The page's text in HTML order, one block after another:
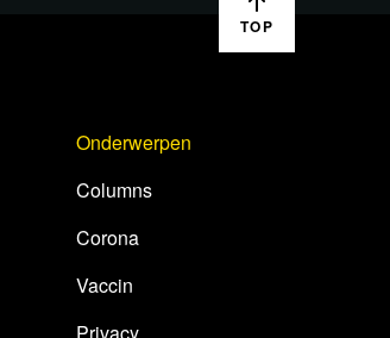
TOP
Onderwerpen
Columns
Corona
Vaccin
Privacy